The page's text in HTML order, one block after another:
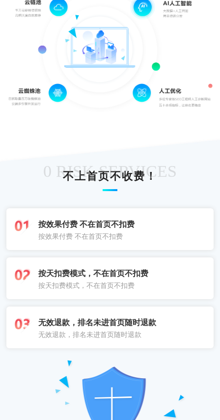
0 RISK SERVICES
不上首页不收费！
按效果付费 不在首页不扣费
按效果付费 不在首页不扣费
按天扣费模式，不在首页不扣费
按天扣费模式，不在首页不扣费
无效退款，排名未进首页随时退款
无效退款，排名未进首页随时退款